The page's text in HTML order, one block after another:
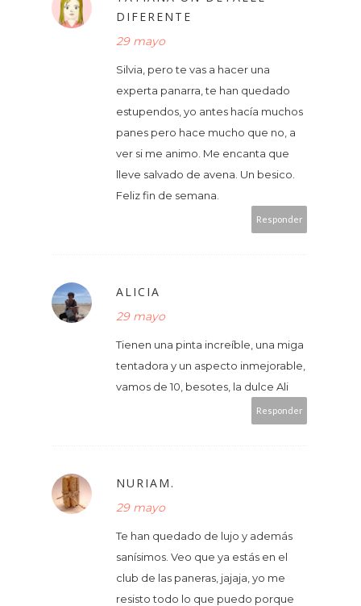
DIFERENTE
29 mayo
Silvia, pero te vas a hacer una
experta panarra, te han quedado
estupendos, yo antes hacía muchos
panes pero hace mucho que no, a
ver si me animo. Me encanta que
lleve salvado de avena. Un besico.
Feliz fin de semana.
Responder
ALICIA
29 mayo
Tienen una pinta increíble, una miga
tentadora y un aspecto inmejorable,
vamos de 10, besotes, la dulce Ali
Responder
NURIAM.
29 mayo
Te han quedado de lujo y además
sanísimos. Veo que ya estás en el
club de las paneras, jajaja, yo me
resisto todo lo que puedo porque